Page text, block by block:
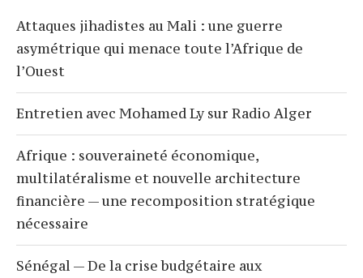
Attaques jihadistes au Mali : une guerre
asymétrique qui menace toute l’Afrique de
l’Ouest
Entretien avec Mohamed Ly sur Radio Alger
Afrique : souveraineté économique,
multilatéralisme et nouvelle architecture
financière — une recomposition stratégique
nécessaire
Sénégal — De la crise budgétaire aux